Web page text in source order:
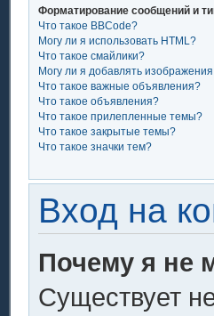
Форматирование сообщений и
Что такое BBCode?
Могу ли я использовать HTML?
Что такое смайлики?
Могу ли я добавлять
Что такое важные объявления?
Что такое объявления?
Что такое прилепленные темы?
Что такое закрытые темы?
Что такое значки тем?
Вход на
Почему я не
Существует